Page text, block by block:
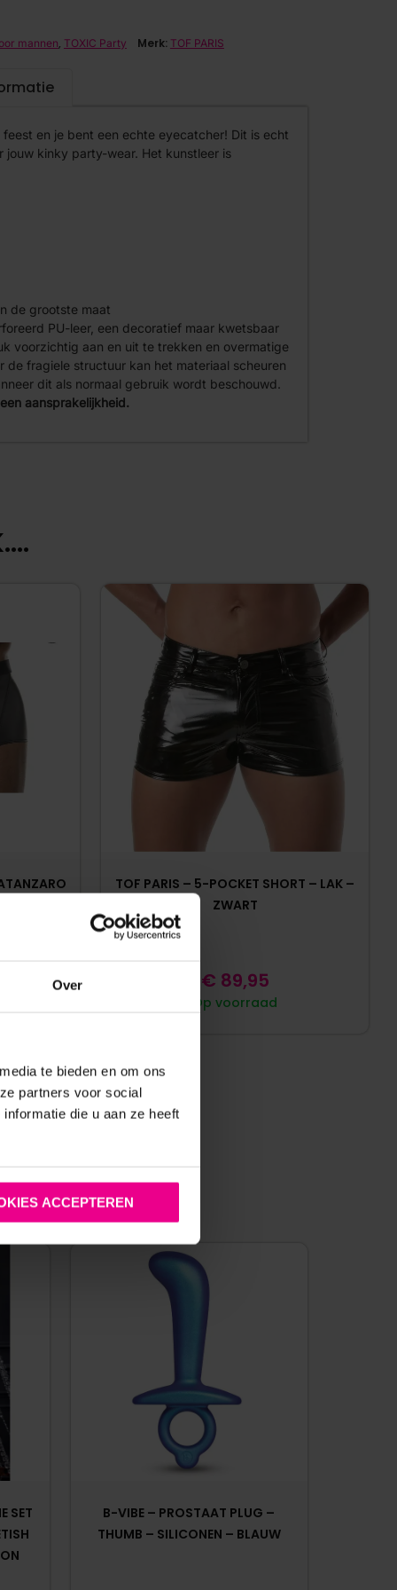
Over
te bieden en om ons
partners voor social
die u aan ze heeft
ACCEPTEREN
mannen, TOXIC Party Merk: TOF PARIS
en je bent een echte eyecatcher! Dit is echt
kinky party-wear. Het kunstleer is
de grootste maat
PU-leer, een decoratief maar kwetsbaar
voorzichtig aan en uit te trekken en overmatige
de fragiele structuur kan het materiaal scheuren
dit als normaal gebruik wordt beschouwd.
aansprakelijkheid.
TOF PARIS – 5-POCKET SHORT – LAK –
ZWART
Op voorraad
€ 89,95
SET
B-VIBE – PROSTAAT PLUG –
THUMB – SILICONEN – BLAUW